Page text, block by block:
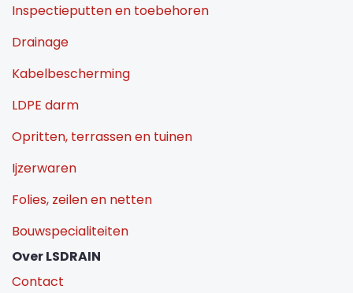
Inspectieputten en toebehoren
Drainage
Kabelbescherming
LDPE darm
Opritten, terrassen en tuinen
Ijzerwaren
Folies, zeilen en netten
Bouwspecialiteiten
Over LSDRAIN
Contact